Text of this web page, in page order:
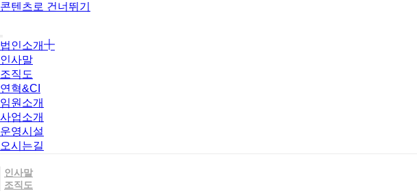
콘텐츠로 건너뛰기
법인소개
인사말
조직도
연혁&CI
임원소개
사업소개
운영시설
오시는길
인사말
조직도